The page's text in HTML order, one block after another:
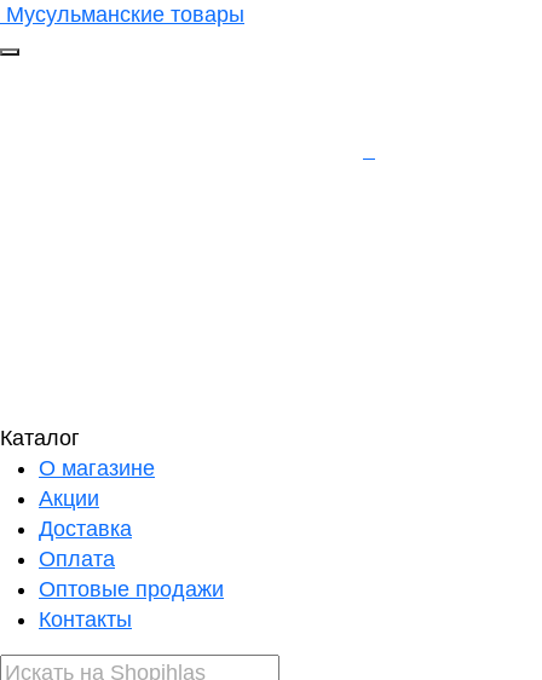
Мусульманские товары
Каталог
О магазине
Акции
Доставка
Оплата
Оптовые продажи
Контакты